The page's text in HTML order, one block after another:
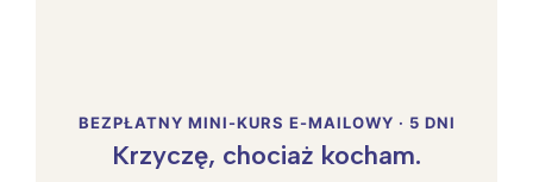
BEZPŁATNY MINI-KURS E-MAILOWY · 5 DNI
Krzyczę, chociaż kocham.